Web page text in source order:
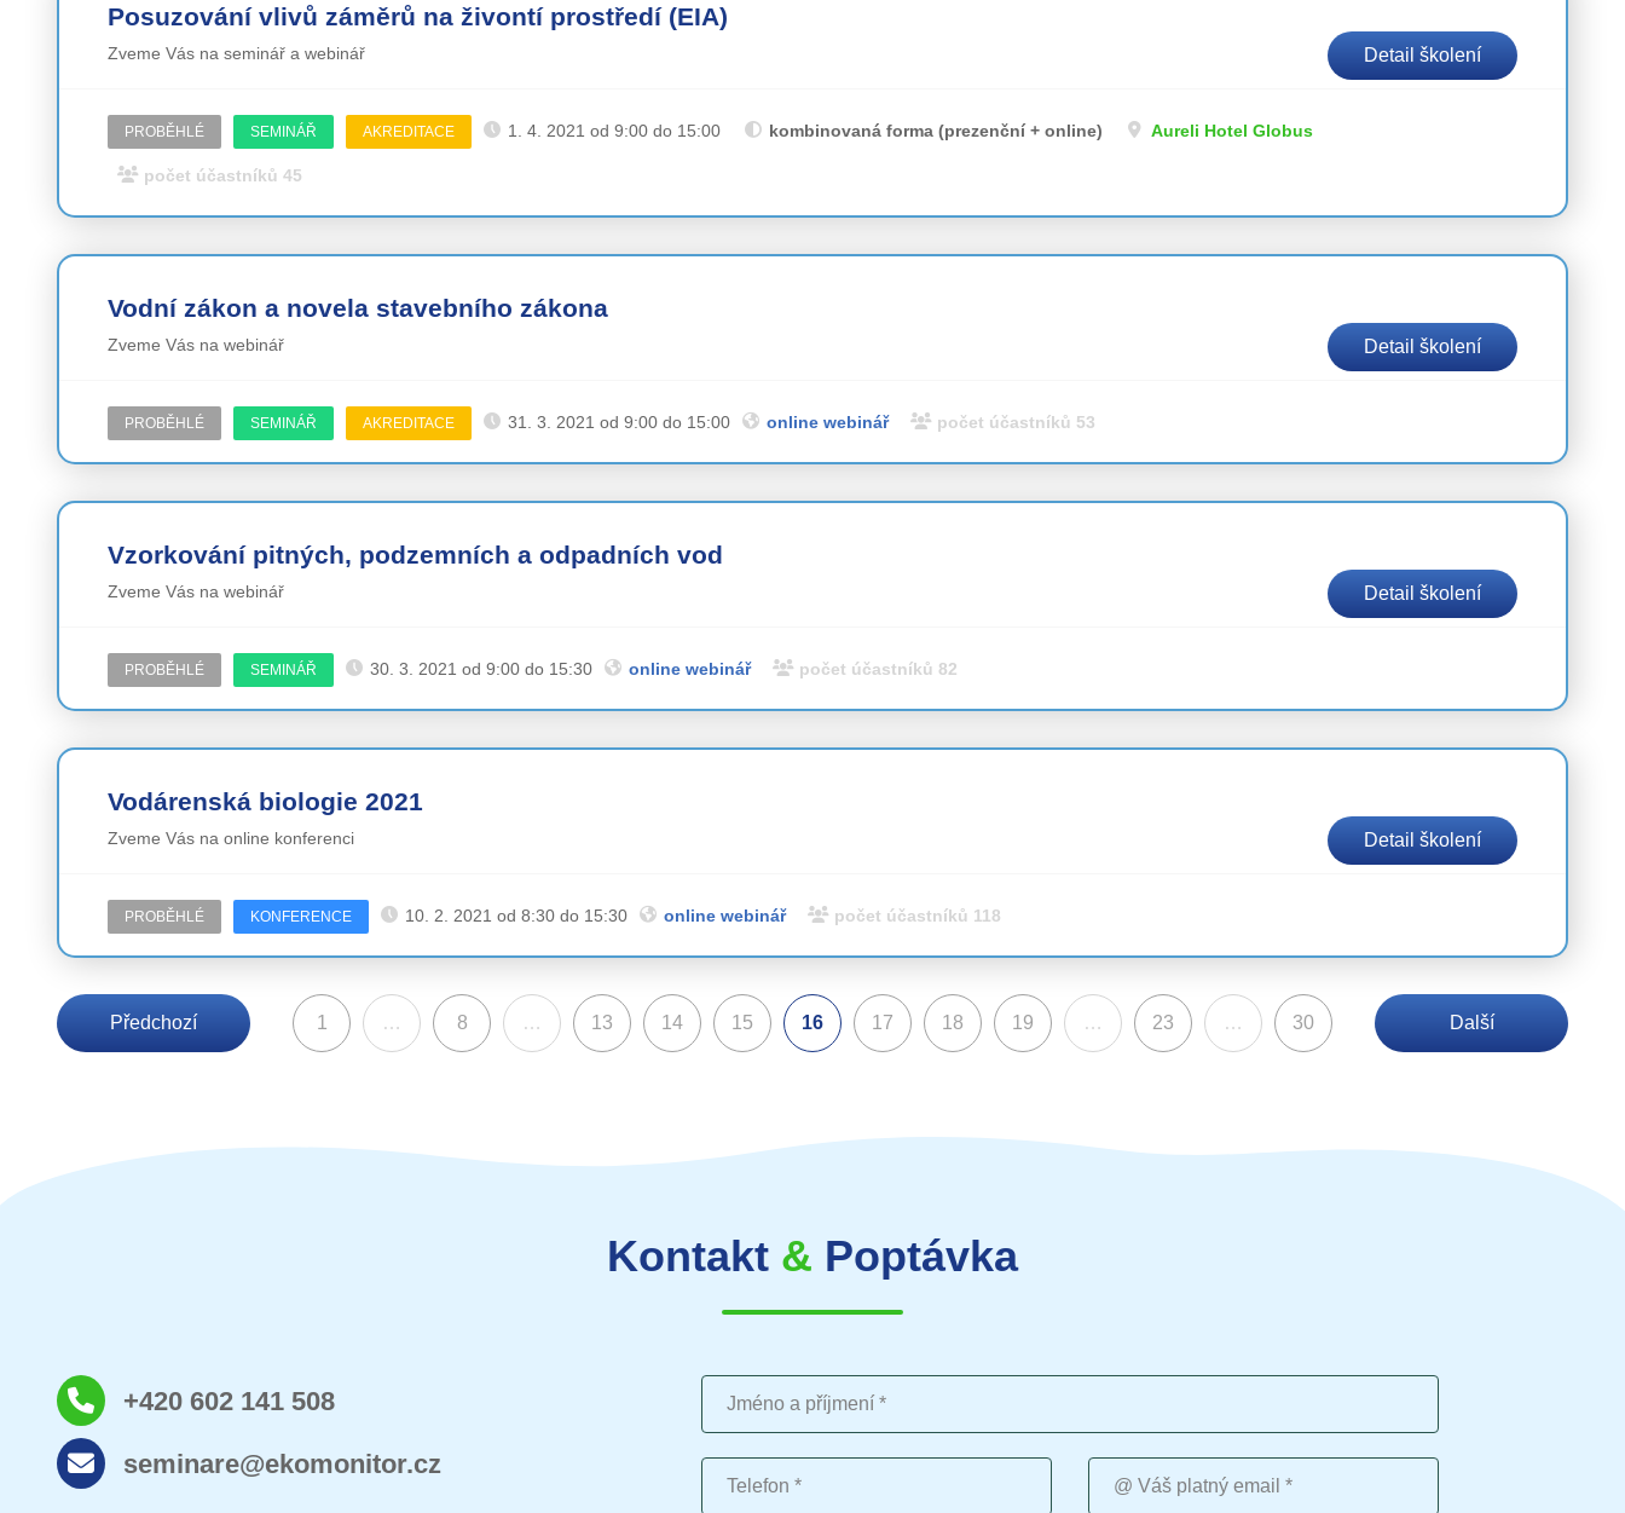
Posuzování vlivů záměrů na živontí prostředí (EIA)
Zveme Vás na seminář a webinář Detail školení
PROBĚHLÉ SEMINÁŘ AKREDITACE 1. 4. 2021 od 9:00 do 15:00 kombinovaná forma (prezenční + online) Aureli Hotel Globus
počet účastníků 45
Vodní zákon a novela stavebního zákona
Zveme Vás na webinář Detail školení
PROBĚHLÉ SEMINÁŘ AKREDITACE 31. 3. 2021 od 9:00 do 15:00 online webinář počet účastníků 53
Vzorkování pitných, podzemních a odpadních vod
Zveme Vás na webinář Detail školení
PROBĚHLÉ SEMINÁŘ 30. 3. 2021 od 9:00 do 15:30 online webinář počet účastníků 82
Vodárenská biologie 2021
Zveme Vás na online konferenci Detail školení
PROBĚHLÉ KONFERENCE 10. 2. 2021 od 8:30 do 15:30 online webinář počet účastníků 118
Předchozí 1 … 8 … 13 14 15 16(aktuální)
17 18 19 … 23 … 30 Další
Kontakt & Poptávka
+420 602 141 508
seminare@ekomonitor.cz
Jméno a příjmení
Telefon Váš platný email